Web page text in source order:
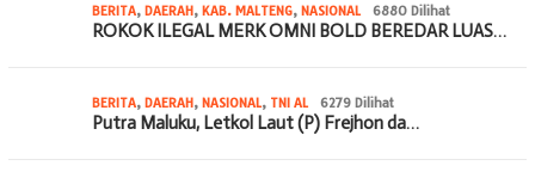
BERITA, DAERAH, KAB. MALTENG, NASIONAL 6880 Dilihat
ROKOK ILEGAL MERK OMNI BOLD BEREDAR LUAS…
BERITA, DAERAH, NASIONAL, TNI AL 6279 Dilihat
Putra Maluku, Letkol Laut (P) Frejhon da…